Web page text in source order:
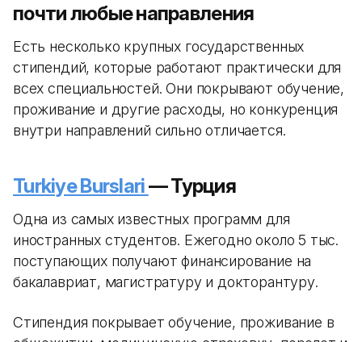
почти любые направления
Есть несколько крупных государственных
стипендий, которые работают практически для
всех специальностей. Они покрывают обучение,
проживание и другие расходы, но конкуренция
внутри направлений сильно отличается.
Turkiye Burslari— Турция
Одна из самых известных программ для
иностранных студентов. Ежегодно около 5 тыс.
поступающих получают финансирование на
бакалавриат, магистратуру и докторантуру.
Стипендия покрывает обучение, проживание в